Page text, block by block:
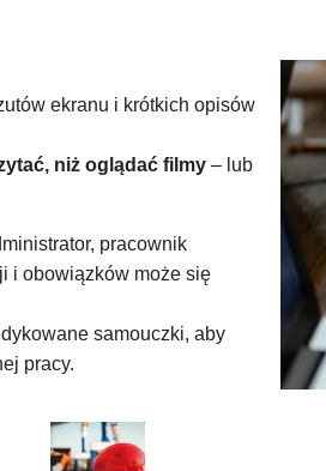
ekranu i krótkich opisów
niż oglądać filmy – lub
pracownik
i obowiązków może się
samouczki, aby
pracy.